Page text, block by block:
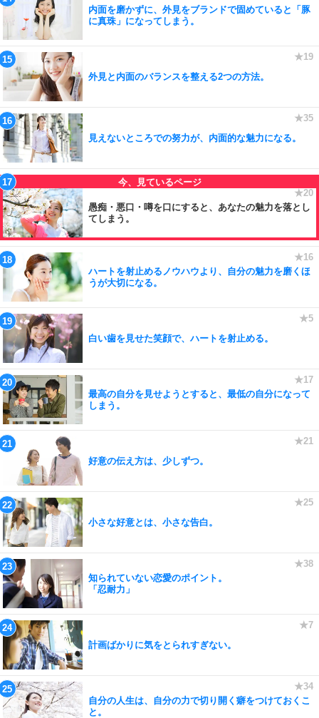
内面を磨かずに、外見をブランドで固めていると「豚
に真珠」になってしまう。
外見と内面のバランスを整える2つの方法。
見えないところでの努力が、内面的な魅力になる。
愚痴・悪口・噂を口にすると、あなたの魅力を落とし
てしまう。
ハートを射止めるノウハウより、自分の魅力を磨くほ
うが大切になる。
白い歯を見せた笑顔で、ハートを射止める。
最高の自分を見せようとすると、最低の自分になって
しまう。
好意の伝え方は、少しずつ。
小さな好意とは、小さな告白。
知られていない恋愛のポイント。
「忍耐力」
計画ばかりに気をとられすぎない。
自分の人生は、自分の力で切り開く癖をつけておくこ
と。